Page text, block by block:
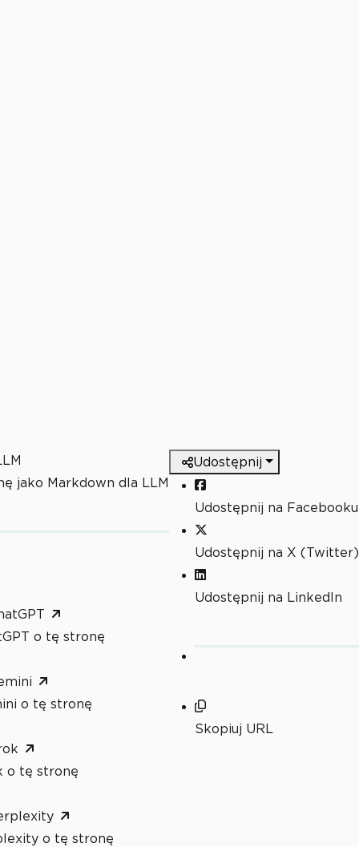
jako Markdown dla LLM
o tę stronę
o tę stronę
o tę stronę
o tę stronę
Udostępnij
Udostępnij na Facebooku
Udostępnij na X (Twitter)
Udostępnij na LinkedIn
Skopiuj URL